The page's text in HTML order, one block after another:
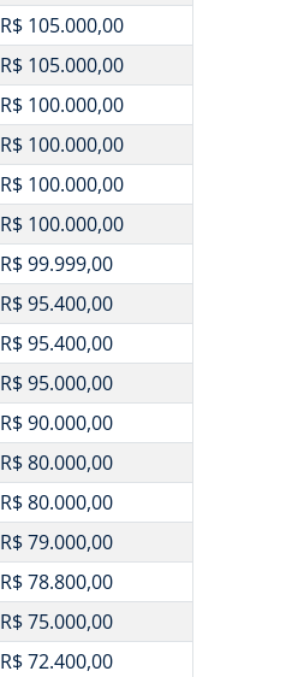
R$ 105.000,00
R$ 105.000,00
R$ 100.000,00
R$ 100.000,00
R$ 100.000,00
R$ 100.000,00
R$ 99.999,00
R$ 95.400,00
R$ 95.400,00
R$ 95.000,00
R$ 90.000,00
R$ 80.000,00
R$ 80.000,00
R$ 79.000,00
R$ 78.800,00
R$ 75.000,00
R$ 72.400,00